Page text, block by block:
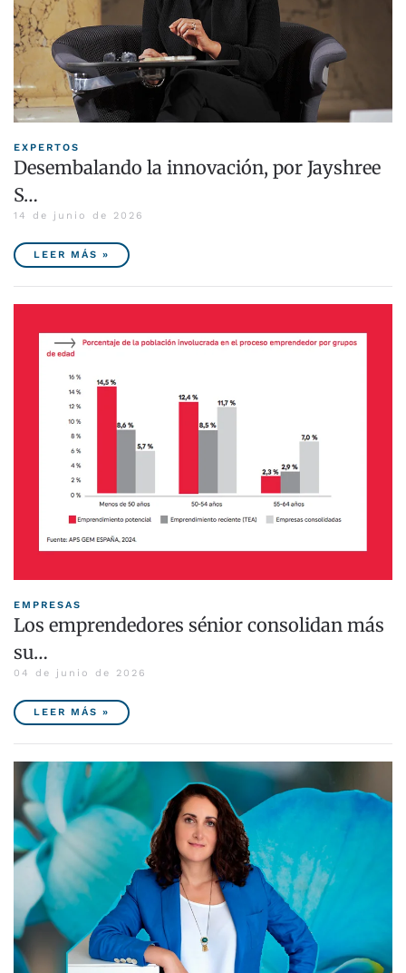
EXPERTOS
Desembalando la innovación, por Jayshree
S…
14 de junio de 2026
LEER MÁS »
EMPRESAS
Los emprendedores sénior consolidan más
su…
04 de junio de 2026
LEER MÁS »